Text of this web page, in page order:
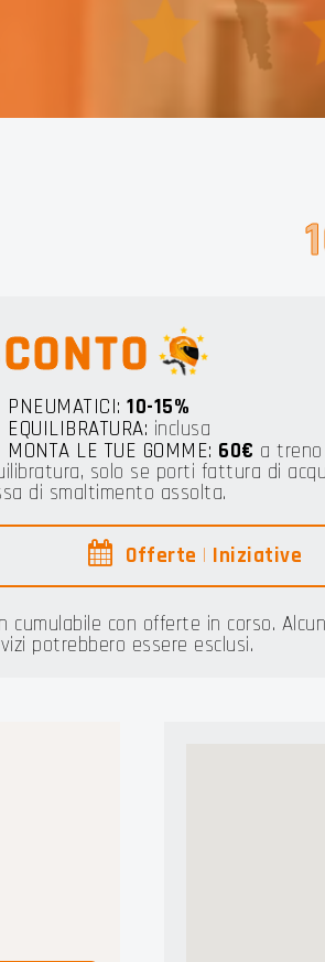
CONTO
PNEUMATICI: 10-15%
EQUILIBRATURA: inclusa
MONTA LE TUE GOMME: 60€ a
solo se porti fattura di
di smaltimento assolta.
Offerte | Iniziative
cumulabile con offerte in corso.
potrebbero essere esclusi.